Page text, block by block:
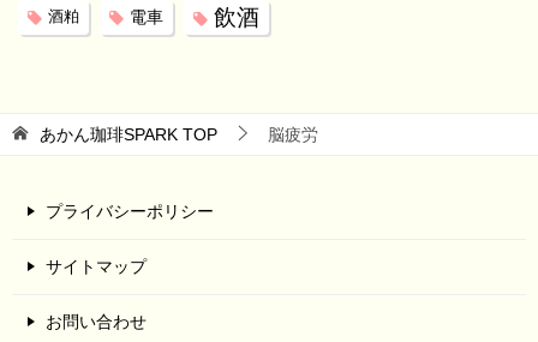
酒粕 電車 飲酒
あかん珈琲SPARK TOP 脳疲労
プライバシーポリシー
サイトマップ
お問い合わせ